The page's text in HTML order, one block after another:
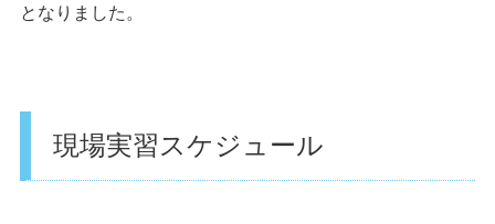
となりました。
現場実習スケジュール